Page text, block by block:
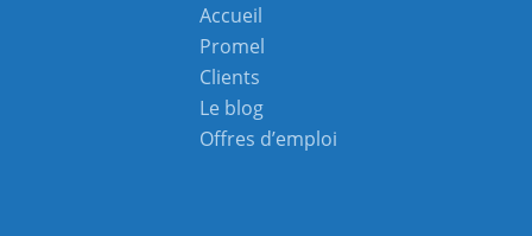
Accueil
Promel
Clients
Le blog
Offres d’emploi